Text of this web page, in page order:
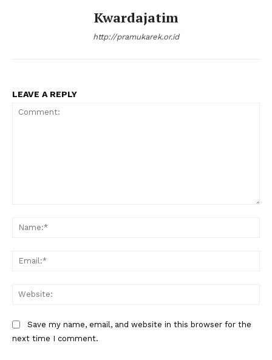
Kwardajatim
http://pramukarek.or.id
LEAVE A REPLY
Save my name, email, and website in this browser for the
next time I comment.